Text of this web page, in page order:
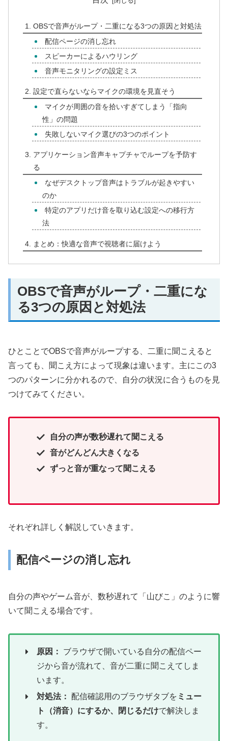
OBSで音声がループ・二重になる3つの原因と対処法
配信ページの消し忘れ
スピーカーによるハウリング
音声モニタリングの設定ミス
設定で直らないならマイクの環境を見直そう
マイクが周囲の音を拾いすぎてしまう「指向
性」の問題
失敗しないマイク選びの3つのポイント
アプリケーション音声キャプチャでループを予防す
る
なぜデスクトップ音声はトラブルが起きやすい
のか
特定のアプリだけ音を取り込む設定への移行方
法
まとめ：快適な音声で視聴者に届けよう
OBSで音声がループ・二重にな
る3つの原因と対処法
ひとことでOBSで音声がループする、二重に聞こえると
言っても、聞こえ方によって現象は違います。主にこの3
つのパターンに分かれるので、自分の状況に合うものを見
つけてみてください。
自分の声が数秒遅れて聞こえる
音がどんどん大きくなる
ずっと音が重なって聞こえる
それぞれ詳しく解説していきます。
配信ページの消し忘れ
自分の声やゲーム音が、数秒遅れて「山びこ」のように響
いて聞こえる場合です。
原因：
ブラウザで開いている自分の配信ペー
ジから音が流れて、音が二重に聞こえてしま
います。
対処法：
配信確認用のブラウザタブを ミュー
ト（消音）にするか、閉じるだけで解決しま
す。